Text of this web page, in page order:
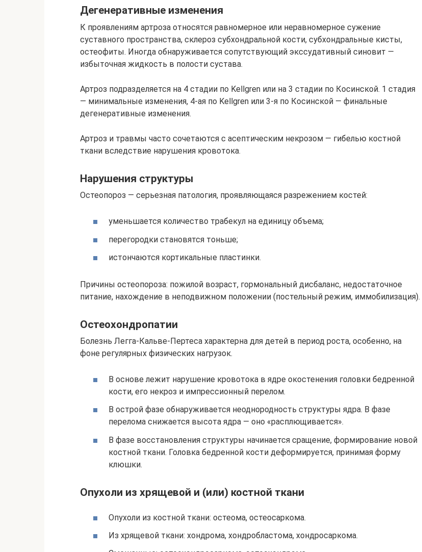
Дегенеративные изменения
К проявлениям артроза относятся равномерное или неравномерное сужение
суставного пространства, склероз субхондральной кости, субхондральные кисты,
остеофиты. Иногда обнаруживается сопутствующий экссудативный синовит —
избыточная жидкость в полости сустава.
Артроз подразделяется на 4 стадии по Kellgren или на 3 стадии по Косинской. 1 стадия
— минимальные изменения, 4-ая по Kellgren или 3-я по Косинской — финальные
дегенеративные изменения.
Артроз и травмы часто сочетаются с асептическим некрозом — гибелью костной
ткани вследствие нарушения кровотока.
Нарушения структуры
Остеопороз — серьезная патология, проявляющаяся разрежением костей:
уменьшается количество трабекул на единицу объема;
перегородки становятся тоньше;
истончаются кортикальные пластинки.
Причины остеопороза: пожилой возраст, гормональный дисбаланс, недостаточное
питание, нахождение в неподвижном положении (постельный режим, иммобилизация).
Остеохондропатии
Болезнь Легга-Кальве-Пертеса характерна для детей в период роста, особенно, на
фоне регулярных физических нагрузок.
В основе лежит нарушение кровотока в ядре окостенения головки бедренной
кости, его некроз и импрессионный перелом.
В острой фазе обнаруживается неоднородность структуры ядра. В фазе
перелома снижается высота ядра — оно «расплющивается».
В фазе восстановления структуры начинается сращение, формирование новой
костной ткани. Головка бедренной кости деформируется, принимая форму
клюшки.
Опухоли из хрящевой и (или) костной ткани
Опухоли из костной ткани: остеома, остеосаркома.
Из хрящевой ткани: хондрома, хондробластома, хондросаркома.